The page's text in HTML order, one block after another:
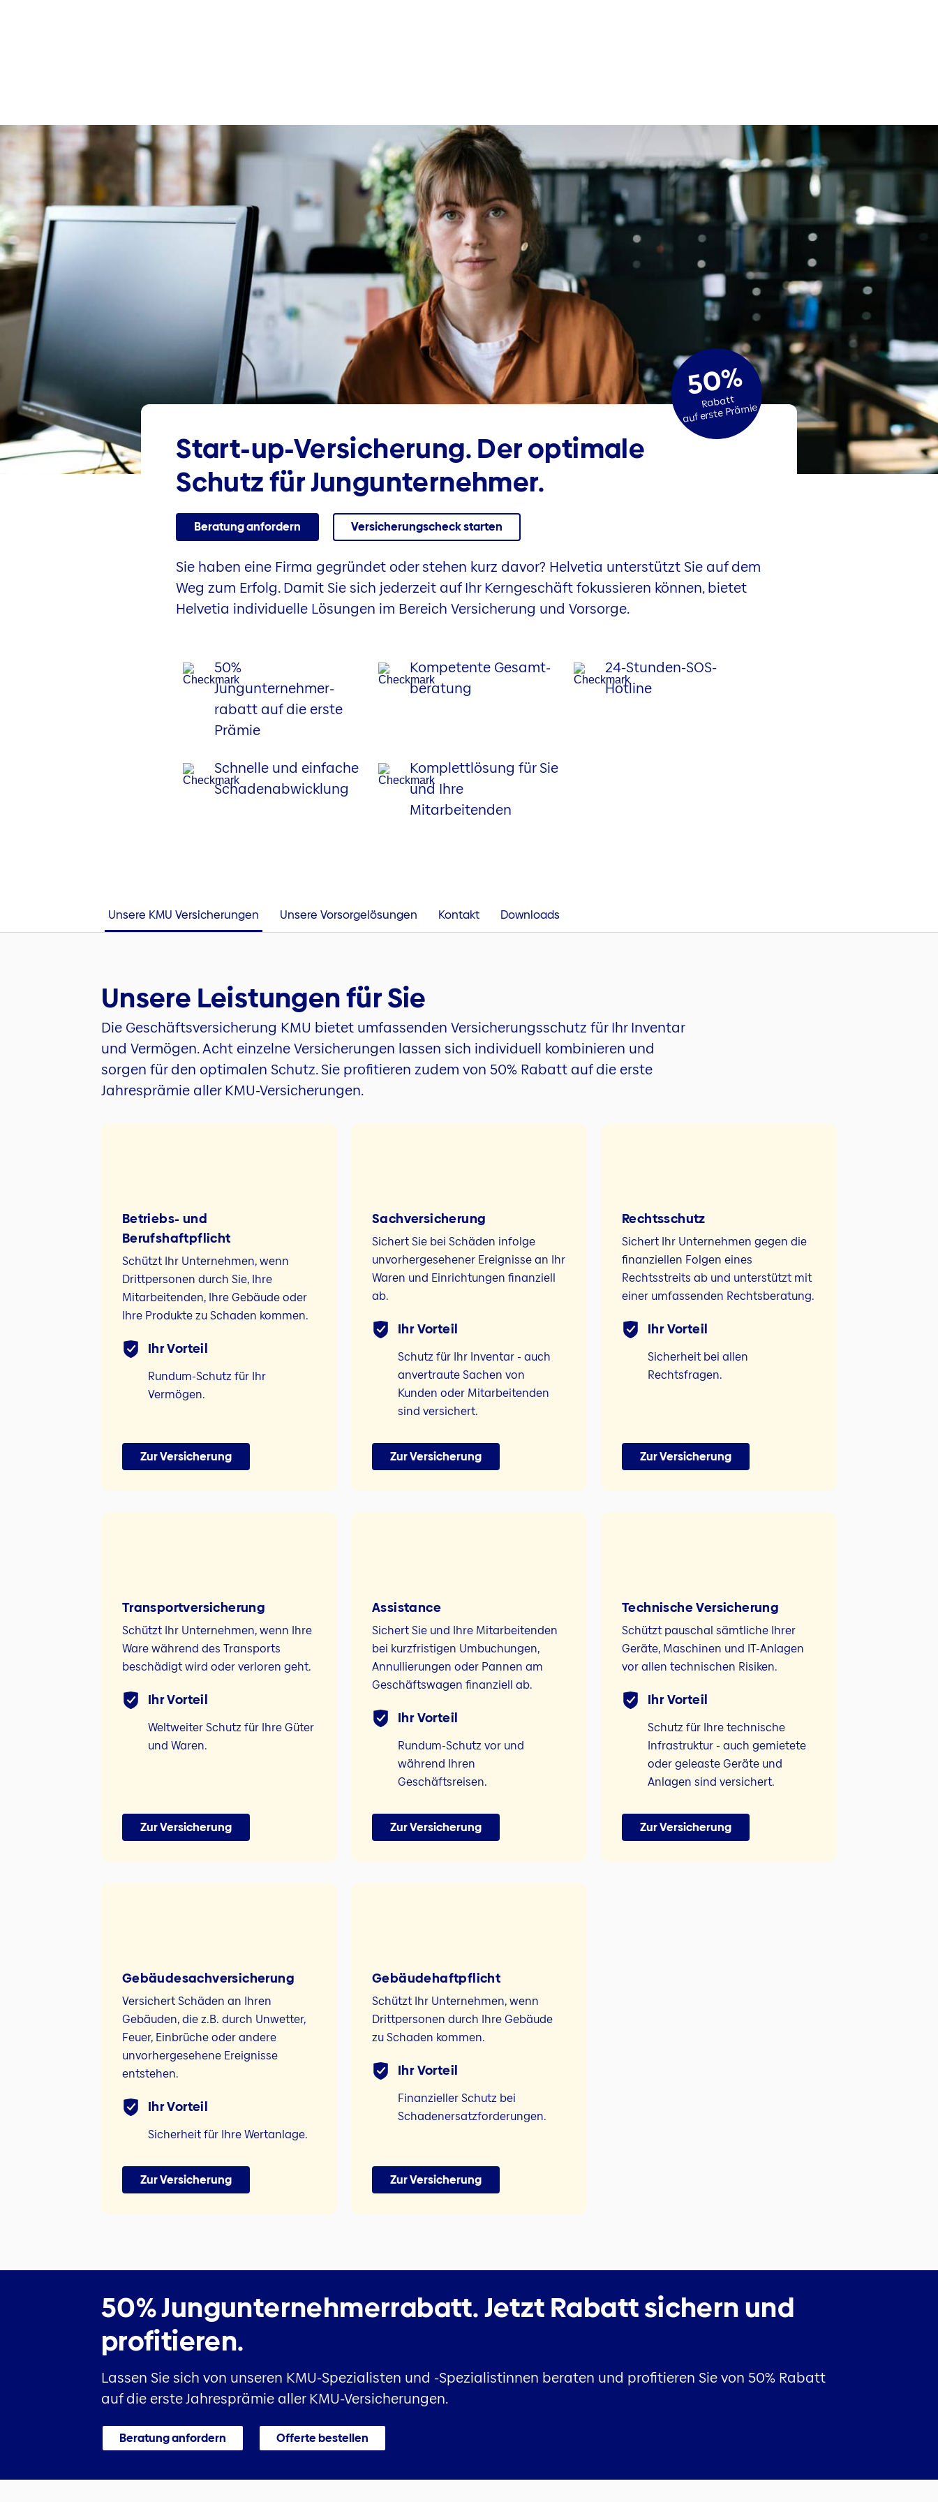
50%
Rabatt
auf erste Prämie
Start-up-Versicherung. Der optimale
Schutz für Jungunternehmer.
Beratung anfordern Versicherungscheck starten
Sie haben eine Firma gegründet oder stehen kurz davor? Helvetia unterstützt Sie auf dem
Weg zum Erfolg. Damit Sie sich jederzeit auf Ihr Kerngeschäft fokussieren können, bietet
Helvetia individuelle Lösungen im Bereich Versicherung und Vorsorge.
50%
Jungunternehmer­
rabatt auf die erste
Prämie
Kompetente Gesamt­
beratung
24-Stunden-SOS-
Hotline
Schnelle und einfache
Schaden­abwicklung
Komplettlösung für Sie
und Ihre
Mitarbeitenden
Unsere KMU Versicherungen Unsere Vorsorgelösungen Kontakt Downloads
Unsere Leistungen für Sie
Die Geschäftsversicherung KMU bietet umfassenden Versicherungsschutz für Ihr Inventar
und Vermögen. Acht einzelne Versicherungen lassen sich individuell kombinieren und
sorgen für den optimalen Schutz. Sie profitieren zudem von 50% Rabatt auf die erste
Jahresprämie aller KMU-Versicherungen.
Betriebs- und
Berufshaftpflicht
Schützt Ihr Unternehmen, wenn
Drittpersonen durch Sie, Ihre
Mitarbeitenden, Ihre Gebäude oder
Ihre Produkte zu Schaden kommen.
Ihr Vorteil
Rundum-Schutz für Ihr
Vermögen.
Zur Versicherung
Sach­versicherung
Sichert Sie bei Schäden infolge
unvorhergesehener Ereignisse an Ihr
Waren und Einrichtungen finanziell
ab.
Ihr Vorteil
Schutz für Ihr Inventar - auch
anvertraute Sachen von
Kunden oder Mitarbeitenden
sind versichert.
Zur Versicherung
Rechtsschutz
Sichert Ihr Unternehmen gegen die
finanziellen Folgen eines
Rechtsstreits ab und unterstützt mit
einer umfassenden Rechtsberatung.
Ihr Vorteil
Sicherheit bei allen
Rechtsfragen.
Zur Versicherung
Transport­versicherung
Schützt Ihr Unternehmen, wenn Ihre
Ware während des Transports
beschädigt wird oder verloren geht.
Ihr Vorteil
Weltweiter Schutz für Ihre Güter
und Waren.
Zur Versicherung
Assistance
Sichert Sie und Ihre Mitarbeitenden
bei kurzfristigen Umbuchungen,
Annullierungen oder Pannen am
Geschäftswagen finanziell ab.
Ihr Vorteil
Rundum-Schutz vor und
während Ihren
Geschäftsreisen.
Zur Versicherung
Technische Versicherung
Schützt pauschal sämtliche Ihrer
Geräte, Maschinen und IT-Anlagen
vor allen technischen Risiken.
Ihr Vorteil
Schutz für Ihre technische
Infrastruktur - auch gemietete
oder geleaste Geräte und
Anlagen sind versichert.
Zur Versicherung
Gebäudesach­versicherung
Versichert Schäden an Ihren
Gebäuden, die z.B. durch Unwetter,
Feuer, Einbrüche oder andere
unvorhergesehene Ereignisse
entstehen.
Ihr Vorteil
Sicherheit für Ihre Wertanlage.
Zur Versicherung
Gebäudehaftpflicht
Schützt Ihr Unternehmen, wenn
Drittpersonen durch Ihre Gebäude
zu Schaden kommen.
Ihr Vorteil
Finanzieller Schutz bei
Schadenersatzforderungen.
Zur Versicherung
50% Jungunternehmer­rabatt.Jetzt Rabatt sichern und
profitieren.
Lassen Sie sich von unseren KMU-Spezialisten und -Spezialistinnen beraten und profitieren Sie von 50% Rabatt
auf die erste Jahresprämie aller KMU-Versicherungen.
Beratung anfordern Offerte bestellen